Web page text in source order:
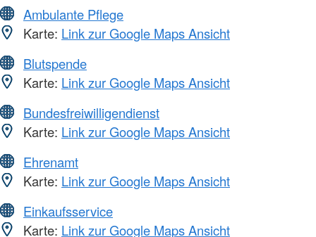
Ambulante Pflege
Karte: Link zur Google Maps Ansicht
Blutspende
Karte: Link zur Google Maps Ansicht
Bundesfreiwilligendienst
Karte: Link zur Google Maps Ansicht
Ehrenamt
Karte: Link zur Google Maps Ansicht
Einkaufsservice
Karte: Link zur Google Maps Ansicht